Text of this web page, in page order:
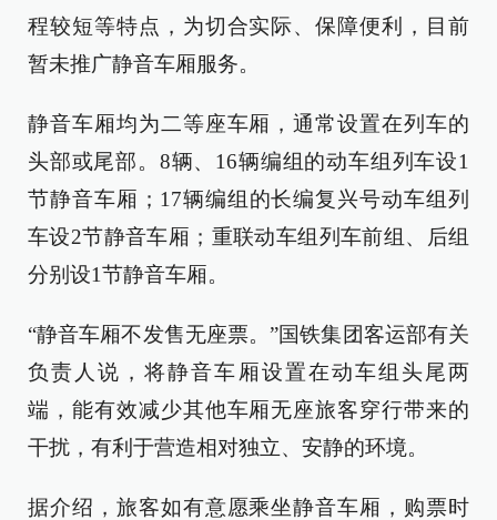
程较短等特点，为切合实际、保障便利，目前
暂未推广静音车厢服务。
静音车厢均为二等座车厢，通常设置在列车的
头部或尾部。8辆、16辆编组的动车组列车设1
节静音车厢；17辆编组的长编复兴号动车组列
车设2节静音车厢；重联动车组列车前组、后组
分别设1节静音车厢。
“静音车厢不发售无座票。”国铁集团客运部有关
负责人说，将静音车厢设置在动车组头尾两
端，能有效减少其他车厢无座旅客穿行带来的
干扰，有利于营造相对独立、安静的环境。
据介绍，旅客如有意愿乘坐静音车厢，购票时